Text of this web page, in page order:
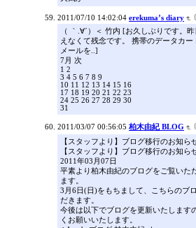
2011/07/10 14:02:04 erekuma’s diary
（ ｀.∀´）＜ 竹内 [お久しぶりです。
えなくて残念です。 携帯のデータカ
メールを..]
7月 次
1 2
3 4 5 6 7 8 9
10 11 12 13 14 15 16
17 18 19 20 21 22 23
24 25 26 27 28 29 30
31
2011/03/07 00:56:05 柏木由紀 BLOG
【スタッフより】ブログ移行のお知ら
【スタッフより】ブログ移行のお知ら
2011年03月07日
平素より柏木由紀のブログをご覧いた
ます。
3月6日(日)をもちまして、こちらのブ
だきます。
今後は以下でブログを更新いたします
くお願いいたします。